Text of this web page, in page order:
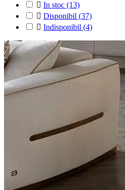
 In stoc (13)
 Disponibil (37)
 Indisponibil (4)